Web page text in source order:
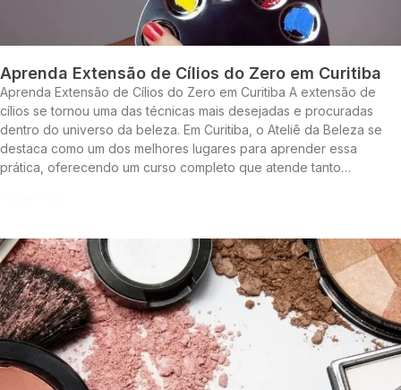
Aprenda Extensão de Cílios do Zero em Curitiba
Aprenda Extensão de Cílios do Zero em Curitiba A extensão de
cílios se tornou uma das técnicas mais desejadas e procuradas
dentro do universo da beleza. Em Curitiba, o Ateliê da Beleza se
destaca como um dos melhores lugares para aprender essa
prática, oferecendo um curso completo que atende tanto…